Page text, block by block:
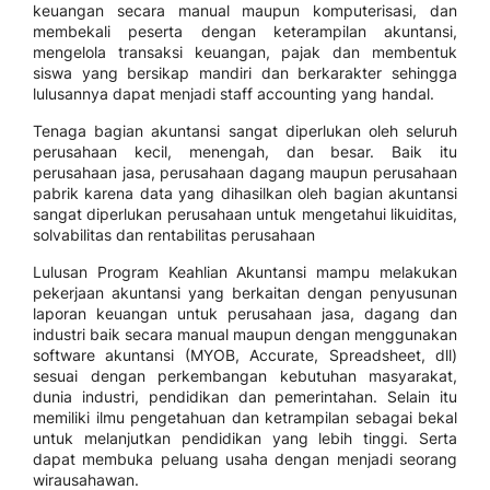
keuangan secara manual maupun komputerisasi, dan
membekali peserta dengan keterampilan akuntansi,
mengelola transaksi keuangan, pajak dan membentuk
siswa yang bersikap mandiri dan berkarakter sehingga
lulusannya dapat menjadi staff accounting yang handal.
Tenaga bagian akuntansi sangat diperlukan oleh seluruh
perusahaan kecil, menengah, dan besar. Baik itu
perusahaan jasa, perusahaan dagang maupun perusahaan
pabrik karena data yang dihasilkan oleh bagian akuntansi
sangat diperlukan perusahaan untuk mengetahui likuiditas,
solvabilitas dan rentabilitas perusahaan
Lulusan Program Keahlian Akuntansi mampu melakukan
pekerjaan akuntansi yang berkaitan dengan penyusunan
laporan keuangan untuk perusahaan jasa, dagang dan
industri baik secara manual maupun dengan menggunakan
software akuntansi (MYOB, Accurate, Spreadsheet, dll)
sesuai dengan perkembangan kebutuhan masyarakat,
dunia industri, pendidikan dan pemerintahan. Selain itu
memiliki ilmu pengetahuan dan ketrampilan sebagai bekal
untuk melanjutkan pendidikan yang lebih tinggi. Serta
dapat membuka peluang usaha dengan menjadi seorang
wirausahawan.